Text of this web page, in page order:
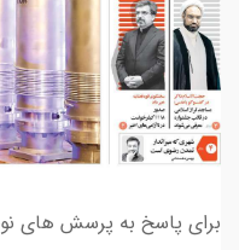
برای پاسخ به پرسش های